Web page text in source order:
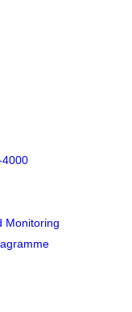
4000
Monitoring